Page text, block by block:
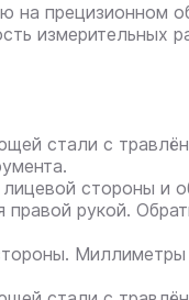
на прецизионном
измерительных
стали с
стороны и
рукой.
Миллиметры